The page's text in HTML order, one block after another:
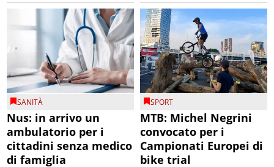
SANITÀ
Nus: in arrivo un
ambulatorio per i
cittadini senza medico
di famiglia
SPORT
MTB: Michel Negrini
convocato per i
Campionati Europei di
bike trial